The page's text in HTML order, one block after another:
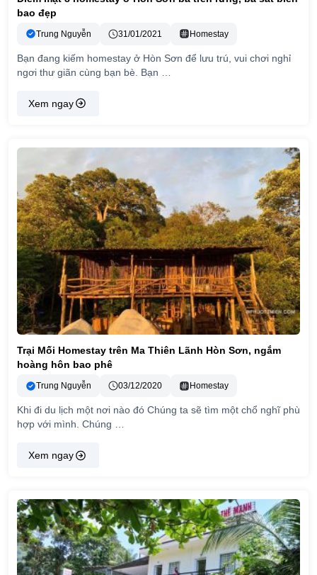
bao đẹp
Trung Nguyễn 31/01/2021 Homestay
Bạn đang kiếm homestay ở Hòn Sơn để lưu trú, vui chơi nghỉ
ngơi thư giãn cùng bạn bè. Bạn …
Xem ngay
Trại Mối Homestay trên Ma Thiên Lãnh Hòn Sơn, ngắm
hoàng hôn bao phê
Trung Nguyễn 03/12/2020 Homestay
Khi đi du lịch một nơi nào đó Chúng ta sẽ tìm một chổ nghĩ phù
hợp với mình. Chúng …
Xem ngay